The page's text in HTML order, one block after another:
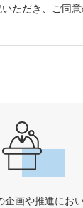
ただき、ご同
画や推進にお